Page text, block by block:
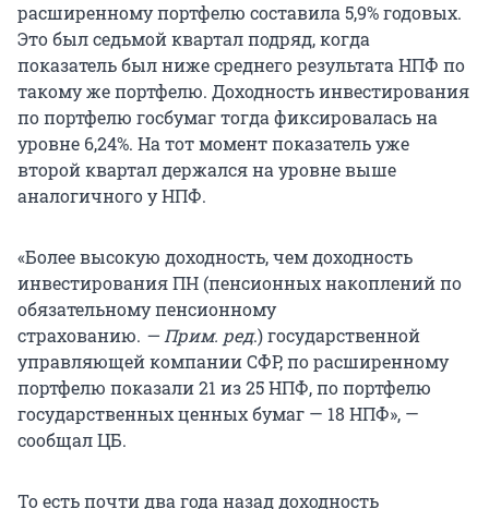
расширенному портфелю составила 5,9% годовых.
Это был седьмой квартал подряд, когда
показатель был ниже среднего результата НПФ по
такому же портфелю. Доходность инвестирования
по портфелю госбумаг тогда фиксировалась на
уровне 6,24%. На тот момент показатель уже
второй квартал держался на уровне выше
аналогичного у НПФ.
«Более высокую доходность, чем доходность
инвестирования ПН (пенсионных накоплений по
обязательному пенсионному
страхованию. — Прим. ред.) государственной
управляющей компании СФР, по расширенному
портфелю показали 21 из 25 НПФ, по портфелю
государственных ценных бумаг — 18 НПФ», —
сообщал ЦБ.
То есть почти два года назад доходность